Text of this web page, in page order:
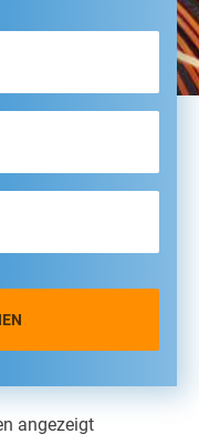
angezeigt